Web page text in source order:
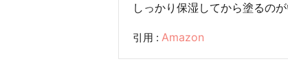
しっかり保湿してから塗るの
引用 : Amazon